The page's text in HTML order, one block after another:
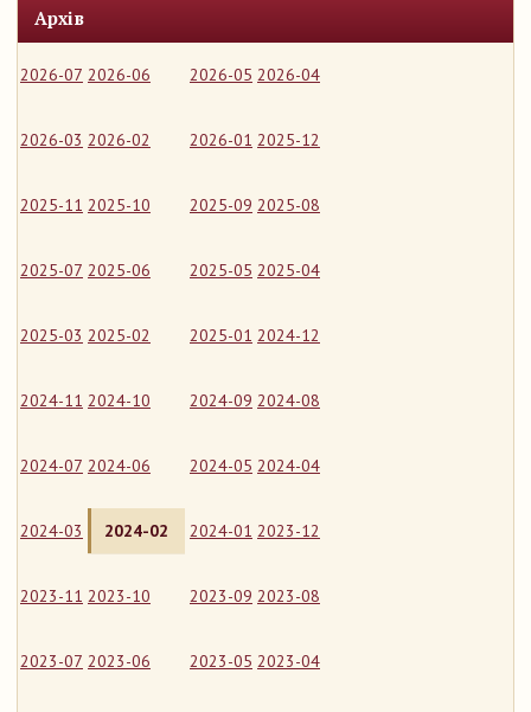
Архів
2026-07 2026-06 2026-05 2026-04
2026-03 2026-02 2026-01 2025-12
2025-11 2025-10 2025-09 2025-08
2025-07 2025-06 2025-05 2025-04
2025-03 2025-02 2025-01 2024-12
2024-11 2024-10 2024-09 2024-08
2024-07 2024-06 2024-05 2024-04
2024-03 2024-02 2024-01 2023-12
2023-11 2023-10 2023-09 2023-08
2023-07 2023-06 2023-05 2023-04